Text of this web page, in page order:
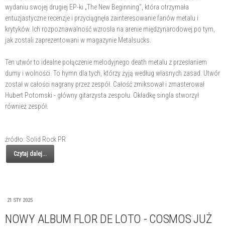
wydaniu swojej drugiej EP-ki „The New Beginning", która otrzymała
entuzjastyczne recenzje i przyciągnęła zainteresowanie fanów metalu i
krytyków. Ich rozpoznawalność wzrosła na arenie międzynarodowej po tym,
jak zostali zaprezentowani w magazynie Metalsucks.
Ten utwór to idealne połączenie melodyjnego death metalu z przesłaniem
dumy i wolności. To hymn dla tych, którzy żyją według własnych zasad. Utwór
został w całości nagrany przez zespół. Całość zmiksował i zmasterował
Hubert Potomski - główny gitarzysta zespołu. Okładkę singla stworzył
również zespół.
źródło: Solid Rock PR
Czytaj dalej...
21 STY 2025
NOWY ALBUM FLOR DE LOTO - COSMOS JUŻ